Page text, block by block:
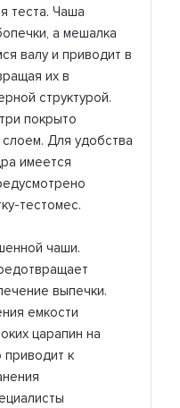
теста. Чаша
а мешалка
валу и приводит в
их в
структурой.
покрыто
Для удобства
имеется
тестомес.
чаши.
выпечки.
емкости
царапин на
приводит к